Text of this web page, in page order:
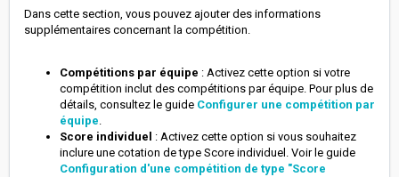
Dans cette section, vous pouvez ajouter des informations
supplémentaires concernant la compétition.
Compétitions par équipe : Activez cette option si votre
compétition inclut des compétitions par équipe. Pour plus de
détails, consultez le guide Configurer une compétition par
équipe.
Score individuel : Activez cette option si vous souhaitez
inclure une cotation de type Score individuel. Voir le guide
Configuration d'une compétition de type "Score